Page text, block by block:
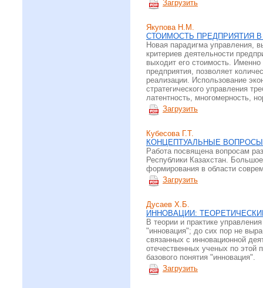
Загрузить
Якупова Н.М.
СТОИМОСТЬ ПРЕДПРИЯТИЯ
Новая парадигма управления,
критериев деятельности
выходит его стоимость.
предприятия, позволяет
реализации. Использование
стратегического управления
латентность, многомерность,
Загрузить
Кубесова Г.Т.
КОНЦЕПТУАЛЬНЫЕ
Работа посвящена вопросам
Республики Казахстан.
формирования в области
Загрузить
Дусаев Х.Б.
ИННОВАЦИИ:
В теории и практике
"инновация"; до сих пор не
связанных с инновационной
отечественных ученых по этой
базового понятия "инновация".
Загрузить